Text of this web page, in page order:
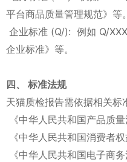
平台商品质量管理规范》等。
企业标准 (Q/): 例如 Q/
企业标准》等。
四、 标准法规
天猫质检报告需依据相关标
《中华人民共和国产品质量
《中华人民共和国消费者权
《中华人民共和国电子商务